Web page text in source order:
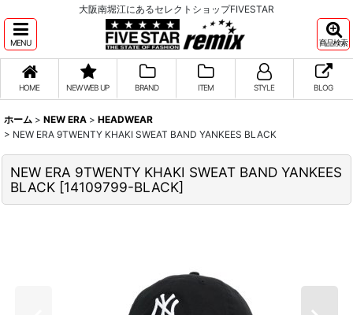
大阪南堀江にあるセレクトショップFIVESTAR
MENU 商品検索
HOME NEW WEB UP BRAND ITEM STYLE BLOG
ホーム > NEW ERA > HEADWEAR
> NEW ERA 9TWENTY KHAKI SWEAT BAND YANKEES BLACK
NEW ERA 9TWENTY KHAKI SWEAT BAND YANKEES
BLACK [14109799-BLACK]